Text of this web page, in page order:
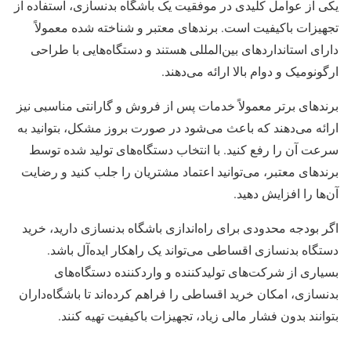
یکی از عوامل کلیدی در موفقیت یک باشگاه بدنسازی، استفاده از
تجهیزات باکیفیت است. برندهای معتبر و شناخته شده معمولاً
دارای استانداردهای بین‌المللی هستند و دستگاه‌هایی با طراحی
ارگونومیک و دوام بالا ارائه می‌دهند.
برندهای برتر معمولاً خدمات پس از فروش و گارانتی مناسبی نیز
ارائه می‌دهند که باعث می‌شود در صورت بروز مشکل، بتوانید به
سرعت آن را رفع کنید. با انتخاب دستگاه‌های تولید شده توسط
برندهای معتبر، می‌توانید اعتماد مشتریان را جلب کنید و رضایت
آن‌ها را افزایش دهید.
اگر بودجه محدودی برای راه‌اندازی باشگاه بدنسازی دارید، خرید
دستگاه بدنسازی اقساطی می‌تواند یک راهکار ایده‌آل باشد.
بسیاری از شرکت‌های تولیدکننده و واردکننده دستگاه‌های
بدنسازی، امکان خرید اقساطی را فراهم کرده‌اند تا باشگاه‌داران
بتوانند بدون فشار مالی زیاد، تجهیزات باکیفیت تهیه کنند.